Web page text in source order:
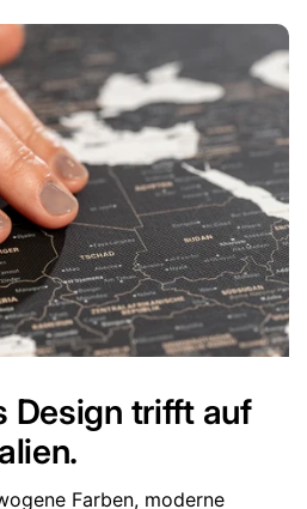
Design trifft auf
Farben, moderne